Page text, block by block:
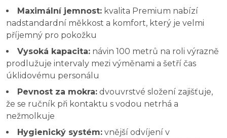
Maximální jemnost: kvalita Premium nabízí
nadstandardní měkkost a komfort, který je velmi
příjemný pro pokožku
Vysoká kapacita: návin 100 metrů na roli výrazně
prodlužuje intervaly mezi výměnami a šetří čas
úklidovému personálu
Pevnost za mokra: dvouvrstvé složení zajišťuje,
že se ručník při kontaktu s vodou netrhá a
nežmolkuje
Hygienický systém: vnější odvíjení v